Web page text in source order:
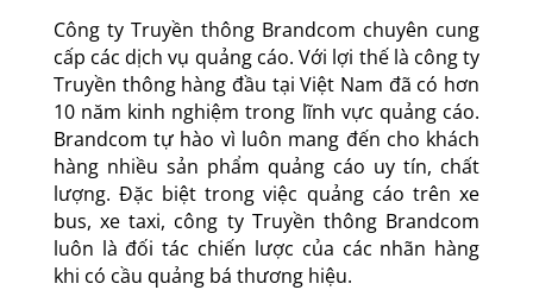
Công ty Truyền thông Brandcom chuyên cung
cấp các dịch vụ quảng cáo. Với lợi thế là công ty
Truyền thông hàng đầu tại Việt Nam đã có hơn
10 năm kinh nghiệm trong lĩnh vực quảng cáo.
Brandcom tự hào vì luôn mang đến cho khách
hàng nhiều sản phẩm quảng cáo uy tín, chất
lượng. Đặc biệt trong việc quảng cáo trên xe
bus, xe taxi, công ty Truyền thông Brandcom
luôn là đối tác chiến lược của các nhãn hàng
khi có cầu quảng bá thương hiệu.